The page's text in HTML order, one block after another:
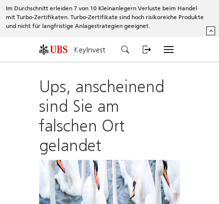
Im Durchschnitt erleiden 7 von 10 Kleinanlegern Verluste beim Handel
mit Turbo-Zertifikaten. Turbo-Zertifikate sind hoch risikoreiche Produkte
und nicht für langfristige Anlagestrategien geeignet.
^
KeyInvest
Ups, anscheinend
sind Sie am
falschen Ort
gelandet